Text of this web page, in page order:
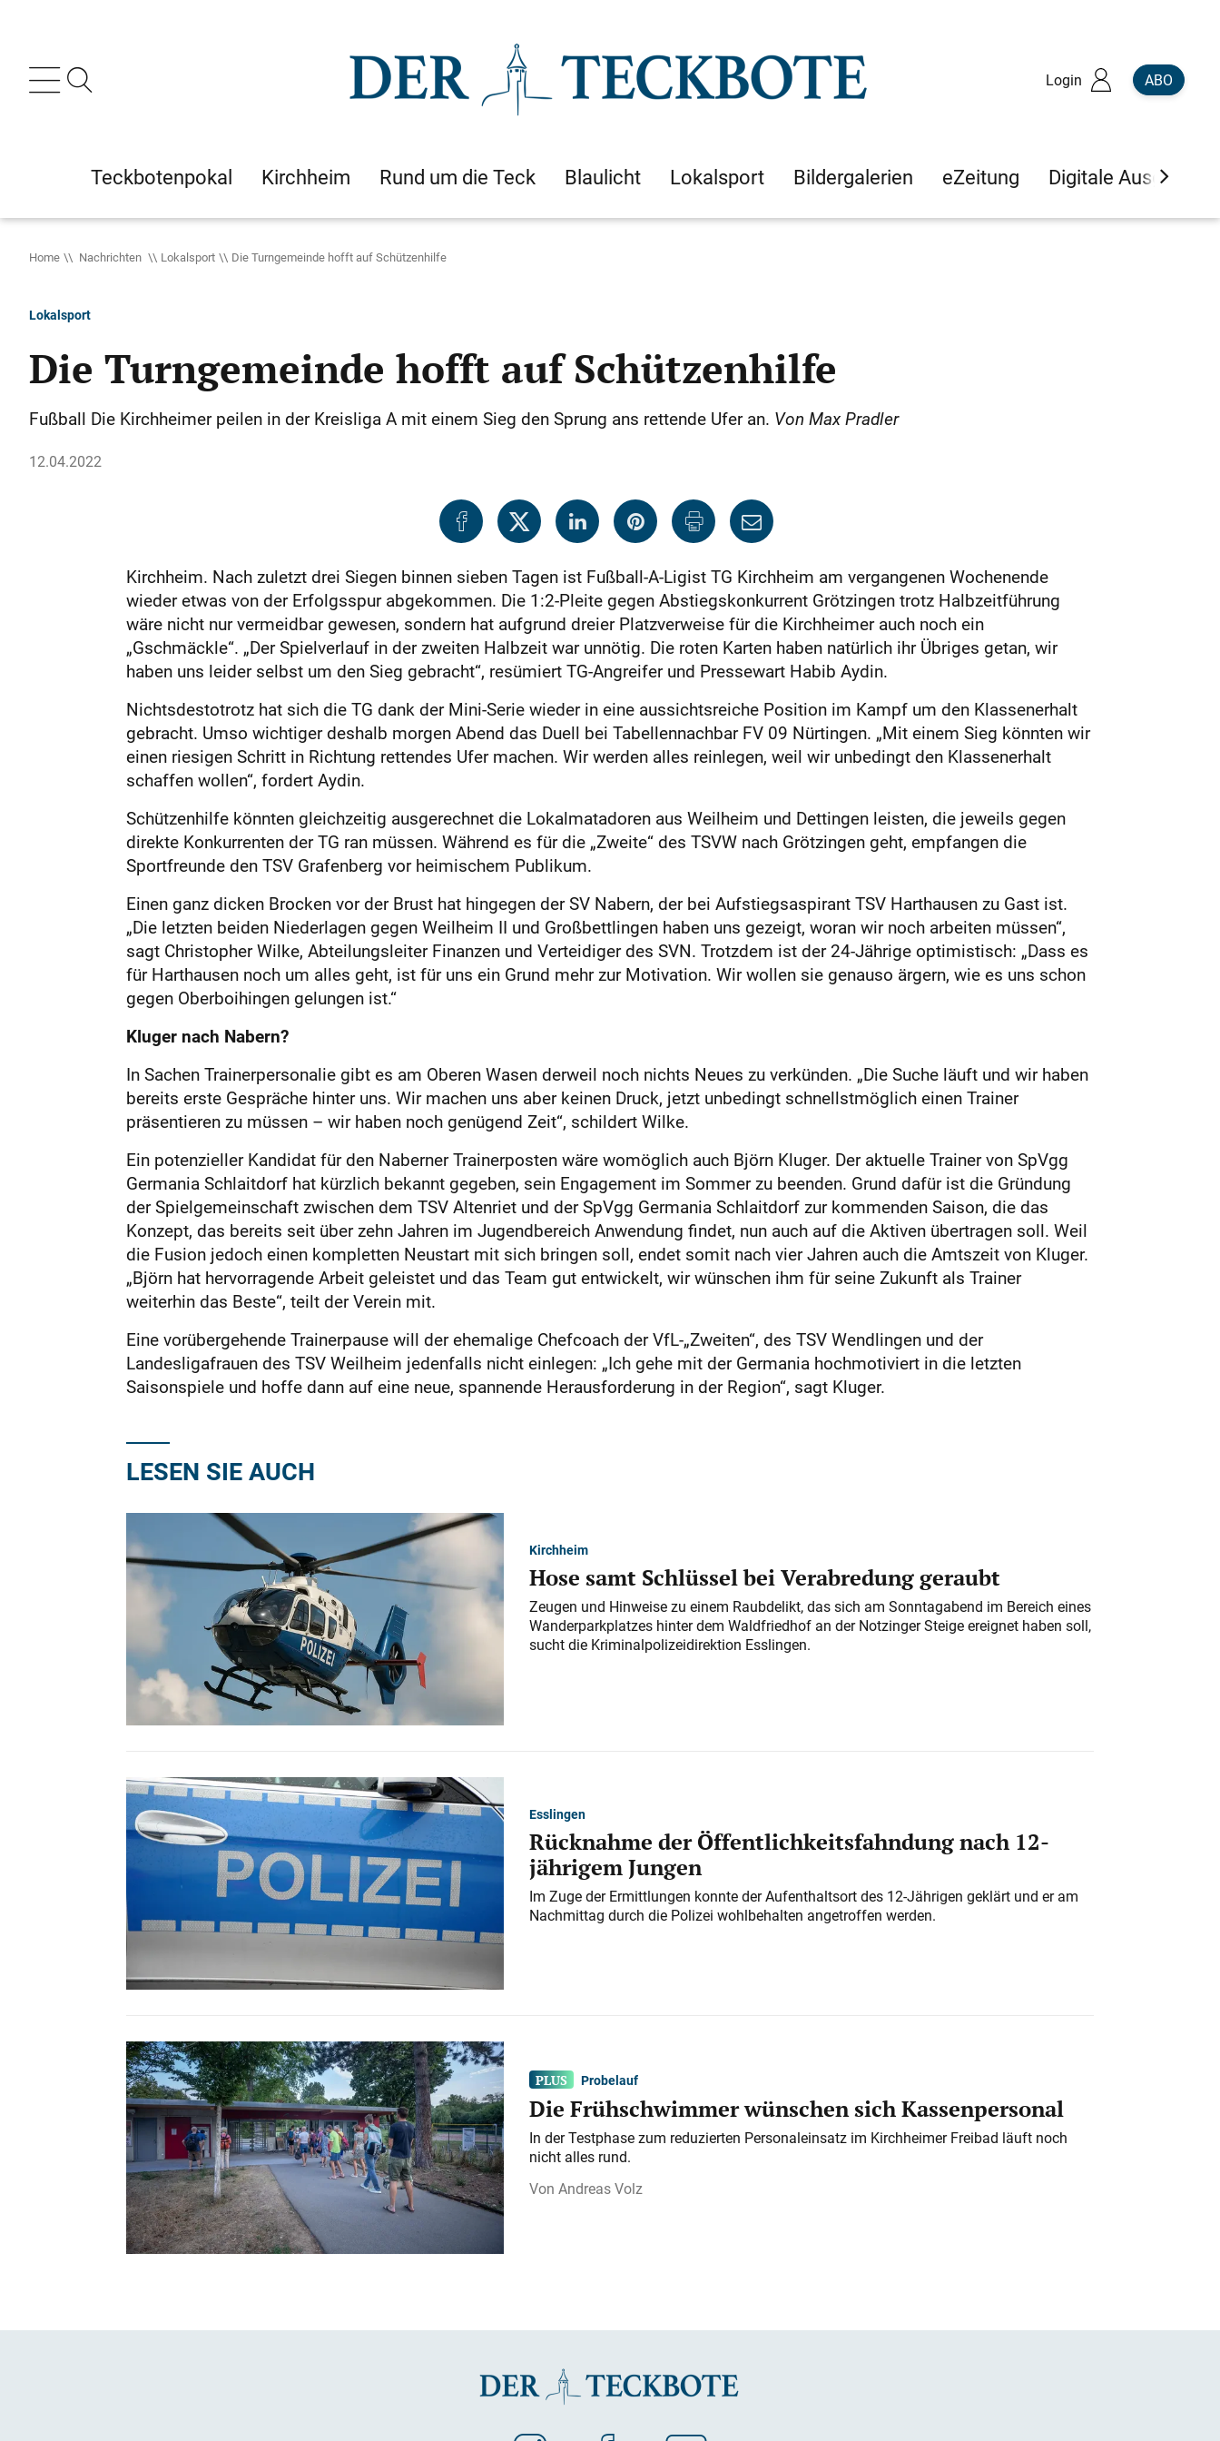
Login ABO
Teckbotenpokal Kirchheim Rund um die Teck Blaulicht Lokalsport Bildergalerien eZeitung Digitale Ausgaben
Home Nachrichten Lokalsport Die Turngemeinde hofft auf Schützenhilfe
Lokalsport
Die Turngemeinde hofft auf Schützenhilfe
Fußball Die Kirchheimer peilen in der Kreisliga A mit einem Sieg den Sprung ans rettende Ufer an. Von Max Pradler
12.04.2022
Kirchheim. Nach zuletzt drei Siegen binnen sieben Tagen ist Fußball-A-Ligist TG Kirchheim am vergangenen Wochenende
wieder etwas von der Erfolgsspur abgekommen. Die 1:2-Pleite gegen Abstiegskonkurrent Grötzingen trotz Halbzeitführung
wäre nicht nur vermeidbar gewesen, sondern hat aufgrund dreier Platzverweise für die Kirchheimer auch noch ein
„Gschmäckle“. „Der Spielverlauf in der zweiten Halbzeit war unnötig. Die roten Karten haben natürlich ihr Übriges getan, wir
haben uns leider selbst um den Sieg gebracht“, resümiert TG-Angreifer und Pressewart Habib Aydin.
Nichtsdestotrotz hat sich die TG dank der Mini-Serie wieder in eine aussichtsreiche Position im Kampf um den Klassenerhalt
gebracht. Umso wichtiger deshalb morgen Abend das Duell bei Tabellennachbar FV 09 Nürtingen. „Mit einem Sieg könnten wir
einen riesigen Schritt in Richtung rettendes Ufer machen. Wir werden alles reinlegen, weil wir unbedingt den Klassenerhalt
schaffen wollen“, fordert Aydin.
Schützenhilfe könnten gleichzeitig ausgerechnet die Lokalmatadoren aus Weilheim und Dettingen leisten, die jeweils gegen
direkte Konkurrenten der TG ran müssen. Während es für die „Zweite“ des TSVW nach Grötzingen geht, empfangen die
Sportfreunde den TSV Grafenberg vor heimischem Publikum.
Einen ganz dicken Brocken vor der Brust hat hingegen der SV Nabern, der bei Aufstiegsaspirant TSV Harthausen zu Gast ist.
„Die letzten beiden Niederlagen gegen Weilheim II und Großbettlingen haben uns gezeigt, woran wir noch arbeiten müssen“,
sagt Chris­topher Wilke, Abteilungsleiter Finanzen und Verteidiger des SVN. Trotzdem ist der 24-Jährige optimistisch: „Dass es
für Harthausen noch um alles geht, ist für uns ein Grund mehr zur Motivation. Wir wollen sie genauso ärgern, wie es uns schon
gegen Oberboihingen gelungen ist.“
Kluger nach Nabern?
In Sachen Trainerpersonalie gibt es am Oberen Wasen derweil noch nichts Neues zu verkünden. „Die Suche läuft und wir haben
bereits erste Gespräche hinter uns. Wir machen uns aber keinen Druck, jetzt unbedingt schnellstmöglich einen Trainer
präsentieren zu müssen – wir haben noch genügend Zeit“, schildert Wilke.
Ein potenzieller Kandidat für den Naberner Trainerposten wäre womöglich auch Björn Kluger. Der aktuelle Trainer von SpVgg
Germania Schlaitdorf hat kürzlich bekannt gegeben, sein Engagement im Sommer zu beenden. Grund dafür ist die Gründung
der Spielgemeinschaft zwischen dem TSV Altenriet und der SpVgg Germania Schlaitdorf zur kommenden Saison, die das
Konzept, das bereits seit über zehn Jahren im Jugendbereich Anwendung findet, nun auch auf die Aktiven übertragen soll. Weil
die Fusion jedoch einen kompletten Neustart mit sich bringen soll, endet somit nach vier Jahren auch die Amtszeit von Kluger.
„Björn hat hervorragende Arbeit geleistet und das Team gut entwickelt, wir wünschen ihm für seine Zukunft als Trainer
weiterhin das Beste“, teilt der Verein mit.
Eine vorübergehende Trainerpause will der ehemalige Chefcoach der VfL-„Zweiten“, des TSV Wendlingen und der
Landesligafrauen des TSV Weilheim jedenfalls nicht einlegen: „Ich gehe mit der Germania hochmotiviert in die letzten
Saisonspiele und hoffe dann auf eine neue, spannende Herausforderung in der Region“, sagt Kluger.
LESEN SIE AUCH
Kirchheim
Hose samt Schlüssel bei Verabredung geraubt
Zeugen und Hinweise zu einem Raubdelikt, das sich am Sonntagabend im Bereich eines
Wanderparkplatzes hinter dem Waldfriedhof an der Notzinger Steige ereignet haben soll,
sucht die Kriminalpolizeidirektion Esslingen.
Esslingen
Rücknahme der Öffentlichkeitsfahndung nach 12-
jährigem Jungen
Im Zuge der Ermittlungen konnte der Aufenthaltsort des 12-Jährigen geklärt und er am
Nachmittag durch die Polizei wohlbehalten angetroffen werden.
Probelauf
Die Frühschwimmer wünschen sich Kassenpersonal
In der Testphase zum reduzierten Personaleinsatz im Kirchheimer Freibad läuft noch
nicht alles rund.
Andreas Volz